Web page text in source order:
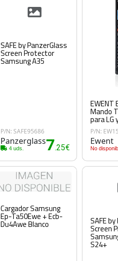
SAFE by PanzerGlass
Screen Protector
Samsung A35
P/N: SAFE95686
Panzerglass
4 uds. 7.25€
EWENT
Mando
para LG
P/N:
Ewent
No
Cargador Samsung
Ep-Ta50Ewe + Ecb-
Du4Awe Blanco SAFE
Screen
Samsung
S24+